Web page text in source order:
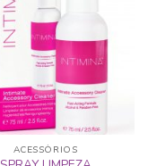
variants.
The
options
may
be
chosen
on
the
product
ADICIONAR
A LISTA DE
DESEJOS
ACESSÓRIOS